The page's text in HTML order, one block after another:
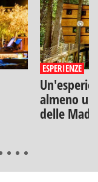
ESPERIENZE
almeno
delle